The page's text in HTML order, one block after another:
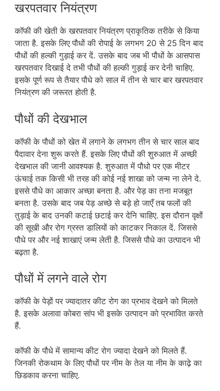
खरपतवार नियंत्रण
कॉफी की खेती के खरपतवार नियंत्रण प्राकृतिक तरीके से किया
जाता है. इसके लिए पौधों की रोपाई के लगभग 20 से 25 दिन बाद
पौधों की हल्की गुड़ाई कर दें. उसके बाद जब भी पौधों के आसपास
खरपतवार दिखाई दे तभी पौधों की हल्की गुड़ाई कर देनी चाहिए.
इसके पूर्ण रूप से तैयार पौधे को साल में तीन से चार बार खरपतवार
नियंत्रण की जरूरत होती है.
पौधों की देखभाल
कॉफी के पौधों को खेत में लगाने के लगभग तीन से चार साल बाद
पैदावार देना शुरू करते हैं. इसके लिए पौधों की शुरुआत में अच्छी
देखभाल की जानी आवश्यक है. शुरुआत में पौधो पर एक मीटर
ऊंचाई तक किसी भी तरह की कोई नई शाखा को जन्म ना लेने दे.
इससे पौधे का आकार अच्छा बनता है. और पेड़ का तना मजबूत
बनता है. उसके बाद जब पेड़ अच्छे से बड़े हो जाएँ तब फलों की
तुड़ाई के बाद उनकी कटाई छटाई कर देनि चाहिए. इस दौरान वृक्षों
की सूखी और रोग ग्रस्त डालियों को काटकर निकाल दें. जिससे
पौधे पर और नई शाखाएं जन्म लेती है. जिससे पौधे का उत्पादन भी
बढ़ता है.
पौधों में लगने वाले रोग
कॉफी के पेड़ों पर ज्यादातर कीट रोग का प्रभाव देखने को मिलते
है. इसके अलावा कोबरा सांप भी इसके उत्पादन को प्रभावित करते
हैं.
कॉफी के पौधे में सामान्य कीट रोग ज्यादा देखने को मिलते हैं.
जिनकी रोकथाम के लिए पौधों पर नीम के तेल या नीम के काढ़े का
छिडकाव करना चाहिए.